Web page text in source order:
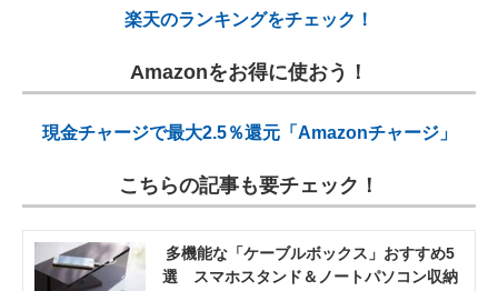
楽天のランキングをチェック！
Amazonをお得に使おう！
現金チャージで最大2.5％還元「Amazonチャージ」
こちらの記事も要チェック！
多機能な「ケーブルボックス」おすすめ5
選 スマホスタンド＆ノートパソコン収納